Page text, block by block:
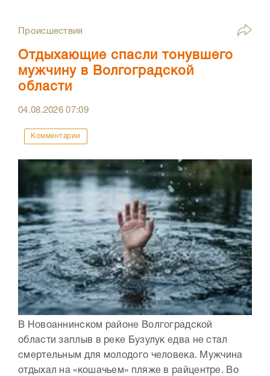
Происшествия
Отдыхающие спасли тонувшего
мужчину в Волгоградской
области
04.08.202607:09
Комментарии
В Новоаннинском районе Волгоградской
области заплыв в реке Бузулук едва не стал
смертельным для молодого человека. Мужчина
отдыхал на «кошачьем» пляже в райцентре. Во